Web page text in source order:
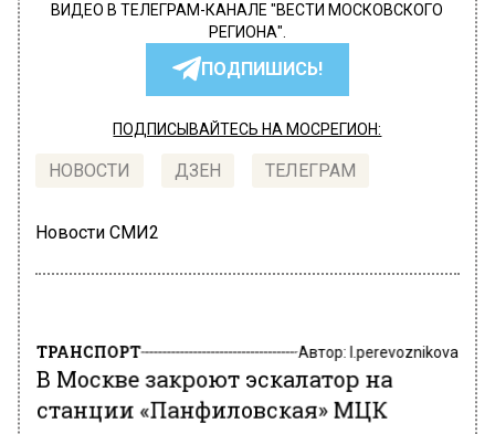
ВИДЕО В ТЕЛЕГРАМ-КАНАЛЕ "ВЕСТИ МОСКОВСКОГО
РЕГИОНА".
ПОДПИШИСЬ!
ПОДПИСЫВАЙТЕСЬ НА МОСРЕГИОН:
НОВОСТИ ДЗЕН ТЕЛЕГРАМ
Новости СМИ2
ТРАНСПОРТ Автор: l.perevoznikova
В Москве закроют эскалатор на
станции «Панфиловская» МЦК